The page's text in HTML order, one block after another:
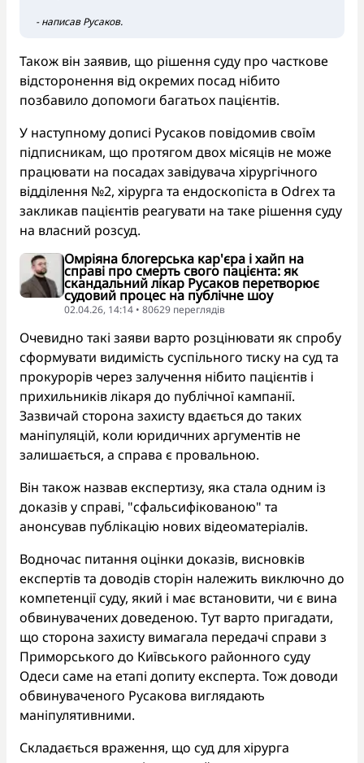
- написав Русаков.
Також він заявив, що рішення суду про часткове
відсторонення від окремих посад нібито
позбавило допомоги багатьох пацієнтів.
У наступному дописі Русаков повідомив своїм
підписникам, що протягом двох місяців не може
працювати на посадах завідувача хірургічного
відділення №2, хірурга та ендоскопіста в Odrex та
закликав пацієнтів реагувати на таке рішення суду
на власний розсуд.
Омріяна блогерська кар'єра і хайп на
справі про смерть свого пацієнта: як
скандальний лікар Русаков перетворює
судовий процес на публічне шоу
02.04.26, 14:14 • 80629 переглядiв
Очевидно такі заяви варто розцінювати як спробу
сформувати видимість суспільного тиску на суд та
прокурорів через залучення нібито пацієнтів і
прихильників лікаря до публічної кампанії.
Зазвичай сторона захисту вдається до таких
маніпуляцій, коли юридичних аргументів не
залишається, а справа є провальною.
Він також назвав експертизу, яка стала одним із
доказів у справі, "сфальсифікованою" та
анонсував публікацію нових відеоматеріалів.
Водночас питання оцінки доказів, висновків
експертів та доводів сторін належить виключно до
компетенції суду, який і має встановити, чи є вина
обвинувачених доведеною. Тут варто пригадати,
що сторона захисту вимагала передачі справи з
Приморського до Київського районного суду
Одеси саме на етапі допиту експерта. Тож доводи
обвинуваченого Русакова виглядають
маніпулятивними.
Складається враження, що суд для хірурга